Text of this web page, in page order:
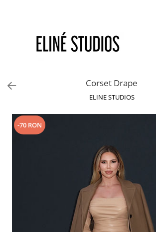
Best Sellers
Rochii
Pantaloni
Fuste
Corset Drape
ELINE STUDIOS
-70 RON